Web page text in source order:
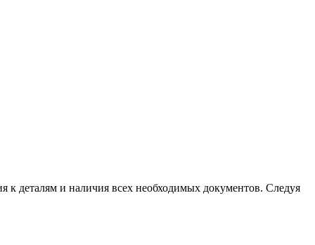
деталям и наличия всех необходимых документов. Следуя